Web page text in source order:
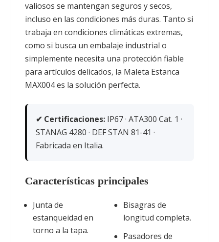
valiosos se mantengan seguros y secos,
incluso en las condiciones más duras. Tanto si
trabaja en condiciones climáticas extremas,
como si busca un embalaje industrial o
simplemente necesita una protección fiable
para artículos delicados, la Maleta Estanca
MAX004 es la solución perfecta.
✔ Certificaciones: IP67 · ATA300 Cat. 1 ·
STANAG 4280 · DEF STAN 81-41 ·
Fabricada en Italia.
Características principales
Junta de
estanqueidad en
torno a la tapa.
Bisagras de
longitud completa.
Pasadores de